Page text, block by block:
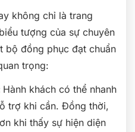
không chỉ là trang
tượng của sự chuyên
bộ đồng phục đạt chuẩn
trọng:
Hành khách có thể nhanh
trợ khi cần. Đồng thời,
khi thấy sự hiện diện